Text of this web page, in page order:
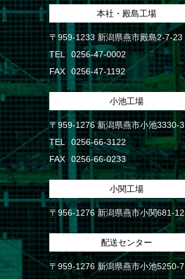
本社・殿島工場
〒959-1233 新潟県燕市殿島2-7-23
TEL
0256-47-0002
FAX
0256-47-1192
小池工場
〒959-1276 新潟県燕市小池3330-3
TEL
0256-66-3122
FAX
0256-66-0233
小関工場
〒956-1276 新潟県燕市小関681-12
配送センター
〒959-1276 新潟県燕市小池5250-7